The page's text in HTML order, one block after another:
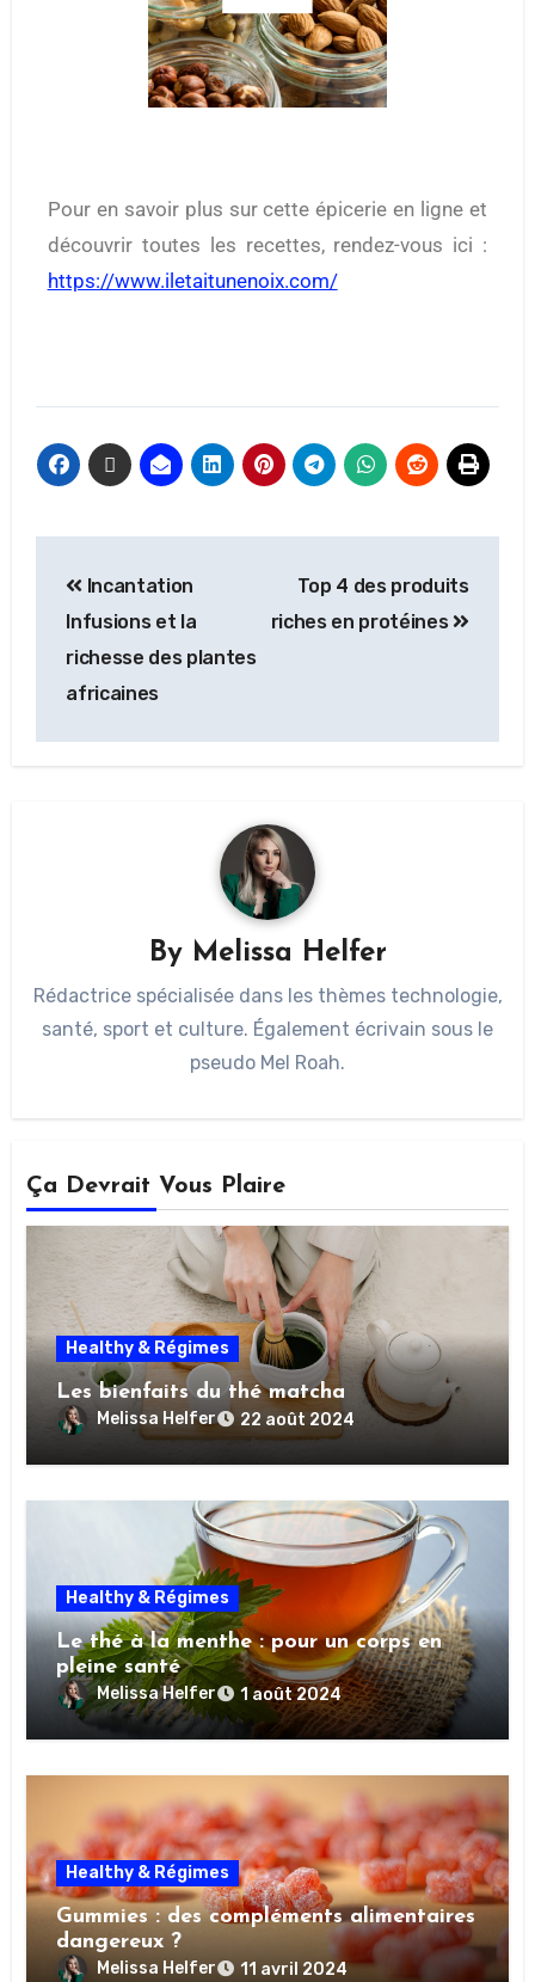
Pour en savoir plus sur cette épicerie en ligne et
découvrir toutes les recettes, rendez-vous ici :
https://www.iletaitunenoix.com/
Incantation
Infusions et la
richesse des plantes
africaines
Top 4 des produits
riches en protéines
By Melissa Helfer
Rédactrice spécialisée dans les thèmes technologie,
santé, sport et culture. Également écrivain sous le
pseudo Mel Roah.
Ça Devrait Vous Plaire
Healthy & Régimes
Les bienfaits du thé matcha
Melissa Helfer 22 août 2024
Healthy & Régimes
Le thé à la menthe : pour un corps en
pleine santé
Melissa Helfer 1 août 2024
Healthy & Régimes
Gummies : des compléments alimentaires
dangereux ?
Melissa Helfer 11 avril 2024